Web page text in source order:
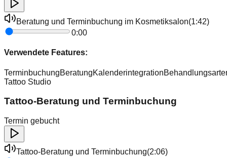
Beratung und Terminbuchung im Kosmetiksalon(1:42)
0:00
Verwendete Features:
TerminbuchungBeratungKalenderintegration
Tattoo Studio
Tattoo-Beratung und Terminbuchung
Termin gebucht
Tattoo-Beratung und Terminbuchung(2:06)